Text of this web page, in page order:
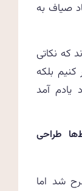
صیاف به
که نکاتی
بلکه
یادم آمد
طراحی
شد اما